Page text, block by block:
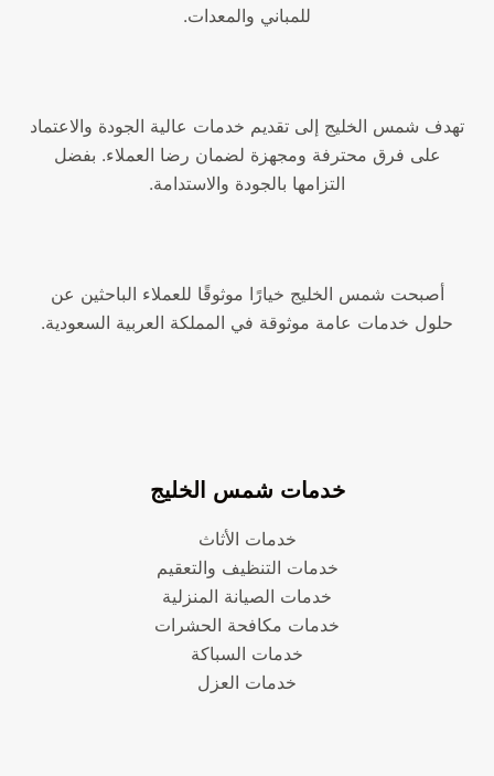
للمباني والمعدات.
تهدف شمس الخليج إلى تقديم خدمات عالية الجودة والاعتماد
على فرق محترفة ومجهزة لضمان رضا العملاء. بفضل
التزامها بالجودة والاستدامة.
أصبحت شمس الخليج خيارًا موثوقًا للعملاء الباحثين عن
حلول خدمات عامة موثوقة في المملكة العربية السعودية.
خدمات شمس الخليج
خدمات الأثاث
خدمات التنظيف والتعقيم
خدمات الصيانة المنزلية
خدمات مكافحة الحشرات
خدمات السباكة
خدمات العزل